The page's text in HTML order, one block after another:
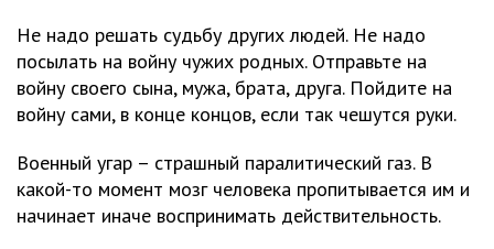
Не надо решать судьбу других людей. Не надо
посылать на войну чужих родных. Отправьте на
войну своего сына, мужа, брата, друга. Пойдите на
войну сами, в конце концов, если так чешутся руки.
Военный угар – страшный паралитический газ. В
какой-то момент мозг человека пропитывается им и
начинает иначе воспринимать действительность.